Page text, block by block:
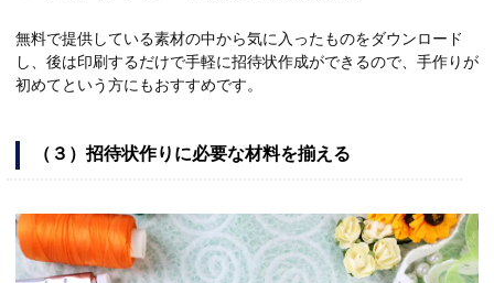
無料で提供している素材の中から気に入ったものをダウンロード
し、後は印刷するだけで手軽に招待状作成ができるので、手作りが
初めてという方にもおすすめです。
（３）招待状作りに必要な材料を揃える